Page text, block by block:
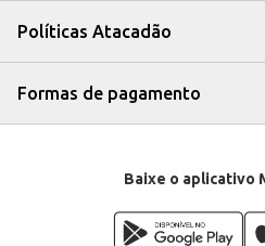
Políticas Atacadão
Formas de pagamento
Baixe o aplicativo